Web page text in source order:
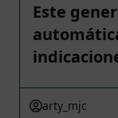
Este
arty_mjc